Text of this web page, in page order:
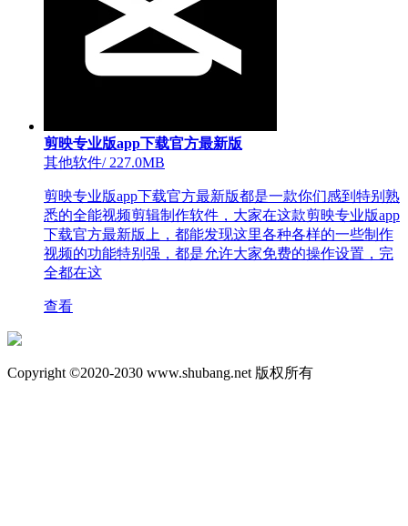
剪映专业版app下载官方最新版
其他软件/227.0MB
剪映专业版app下载官方最新版都是一款你们感到特别熟
悉的全能视频剪辑制作软件，大家在这款剪映专业版app
下载官方最新版上，都能发现这里各种各样的一些制作
视频的功能特别强，都是允许大家免费的操作设置，完
全都在这
查看
Copyright ©2020-2030 www.shubang.net 版权所有